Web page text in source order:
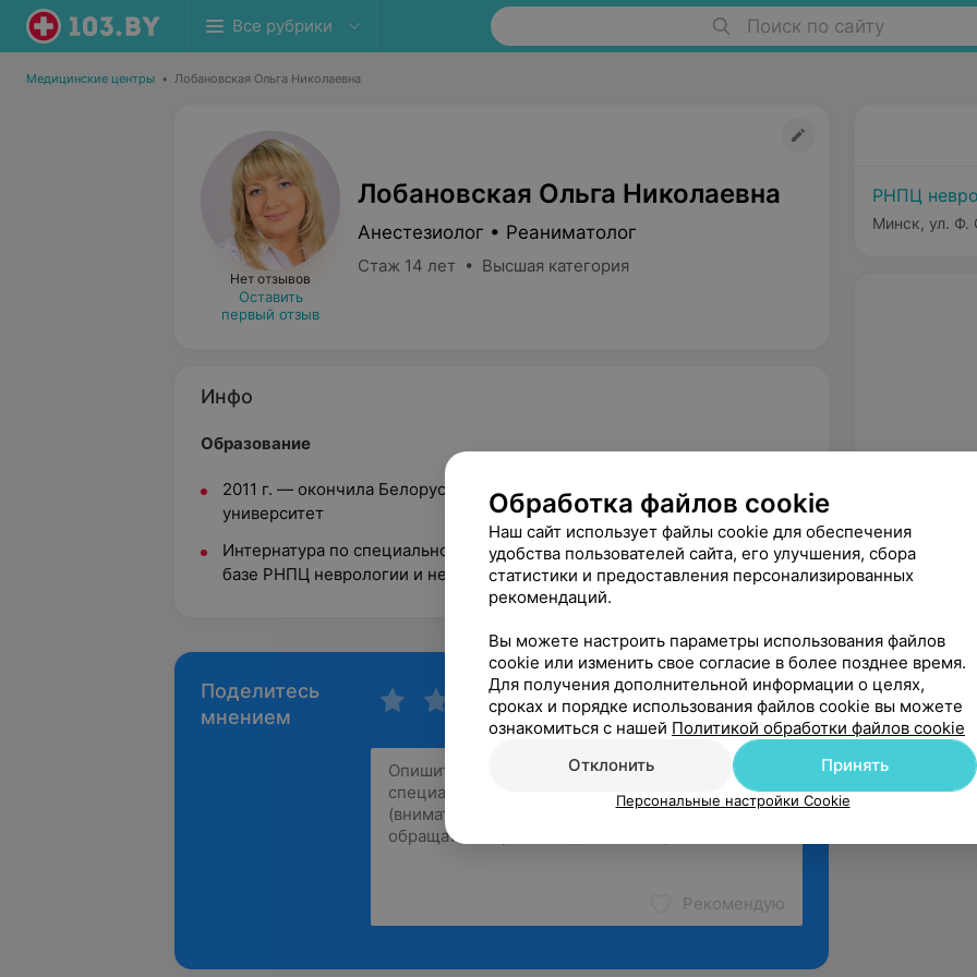
Все рубрики Поиск по сайту
Медицинские центры • Лобановская Ольга Николаевна
Нет отзывов
Оставить
первый отзыв
Лобановская Ольга Николаевна
Анестезиолог • Реаниматолог
Стаж 14 лет • Высшая категория
Инфо
Образование
2011 г. — окончила Белорусский государственный медицинский
университет
Интернатура по специальности «анестезиология и реаниматология» на
базе РНПЦ неврологии и нейрохирургии
Поделитесь
мнением
Рекомендую
РНПЦ
Минск, ул. Ф.
Обработка файлов cookie
Наш сайт использует файлы cookie для обеспечения
удобства пользователей сайта, его улучшения, сбора
статистики и предоставления персонализированных
рекомендаций.
Вы можете настроить параметры использования файлов
cookie или изменить свое согласие в более позднее время.
Для получения дополнительной информации о целях,
сроках и порядке использования файлов cookie вы можете
ознакомиться с нашей Политикой обработки файлов cookie
Отклонить
Принять
Персональные настройки Cookie